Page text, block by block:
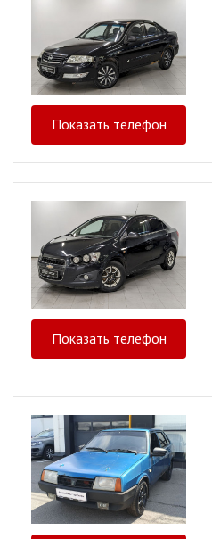
Показать телефон
Показать телефон